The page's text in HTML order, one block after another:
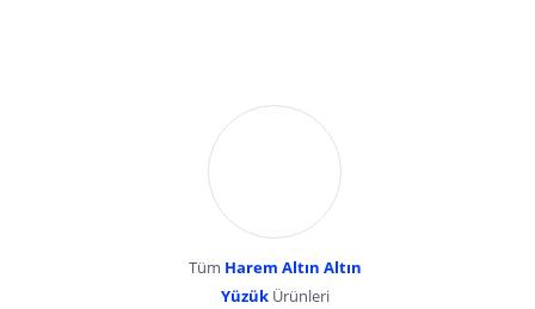
YENİBOSNA MERKEZ MAH LADİN SOK
Tüm Harem Altın Altın
YüzükÜrünleri